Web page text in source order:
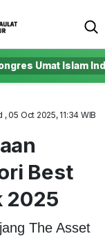
Umat Islam
, 05 Oct 2025, 11:34 WIB
Best
2025
The Asset